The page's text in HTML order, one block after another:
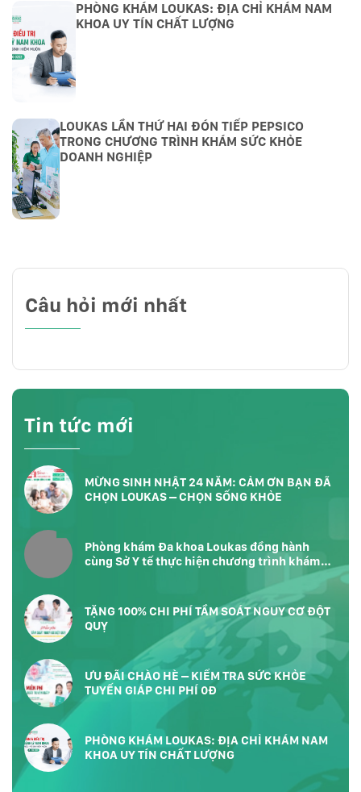
PHÒNG KHÁM LOUKAS: ĐỊA CHỈ KHÁM NAM
KHOA UY TÍN CHẤT LƯỢNG
LOUKAS LẦN THỨ HAI ĐÓN TIẾP PEPSICO
TRONG CHƯƠNG TRÌNH KHÁM SỨC KHỎE
DOANH NGHIỆP
Câu hỏi mới nhất
Tin tức mới
MỪNG SINH NHẬT 24 NĂM: CẢM ƠN BẠN ĐÃ
CHỌN LOUKAS – CHỌN SỐNG KHỎE
Phòng khám Đa khoa Loukas đồng hành
cùng Sở Y tế thực hiện chương trình khám
TẶNG 100% CHI PHÍ TẦM SOÁT NGUY CƠ ĐỘT
QUỴ
ƯU ĐÃI CHÀO HÈ – KIỂM TRA SỨC KHỎE
TUYẾN GIÁP CHI PHÍ 0Đ
PHÒNG KHÁM LOUKAS: ĐỊA CHỈ KHÁM NAM
KHOA UY TÍN CHẤT LƯỢNG